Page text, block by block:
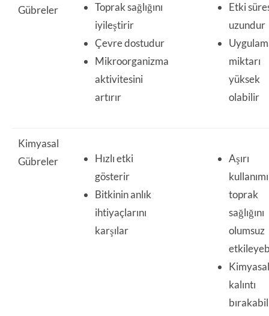
Gübreler
Toprak sağlığını
iyileştirir
Çevre dostudur
Mikroorganizma
aktivitesini
artırır
Etki
uzundur
miktarı
yüksek
olabilir
Kimyasal
Gübreler
Hızlı etki
gösterir
Bitkinin anlık
ihtiyaçlarını
karşılar
Aşırı
kullanımı
toprak
sağlığını
olumsuz
Kimyasal
kalıntı